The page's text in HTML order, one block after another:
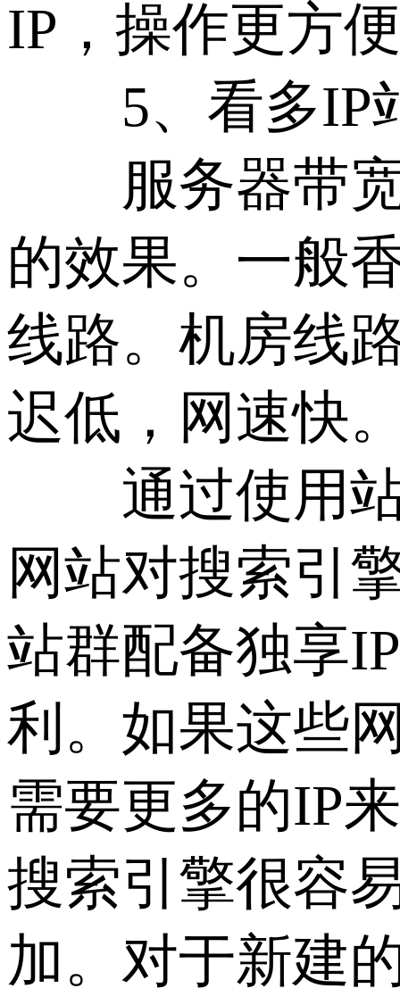
IP，操作更方
5、看多IP
服务器带宽
的效果。一般
线路。机房线
迟低，网速快
通过使用站
网站对搜索引
站群配备独享
利。如果这些
需要更多的IP
搜索引擎很容
加。对于新建